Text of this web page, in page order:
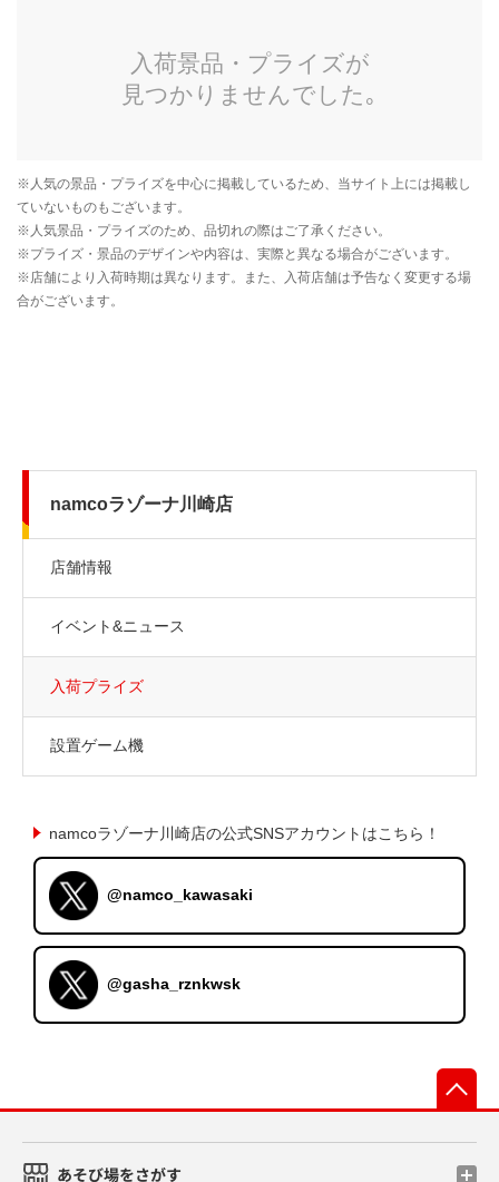
namcoラゾーナ川崎店
店舗情報
イベント&ニュース
入荷プライズ
設置ゲーム機
namcoラゾーナ川崎店の公式SNSアカウントはこちら！
@namco_kawasaki
@gasha_rznkwsk
あそび場をさがす